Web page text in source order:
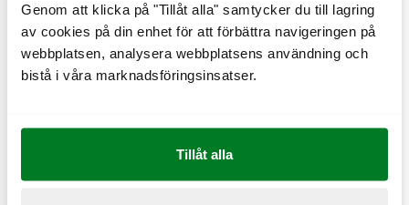
Genom att klicka på "Tillåt alla" samtycker du till lagring
av cookies på din enhet för att förbättra navigeringen på
webbplatsen, analysera webbplatsens användning och
bistå i våra marknadsföringsinsatser.
Tillåt alla
Cheese fries
CO e 0,9 kg
Creole fries
CO2e 0,6 kg